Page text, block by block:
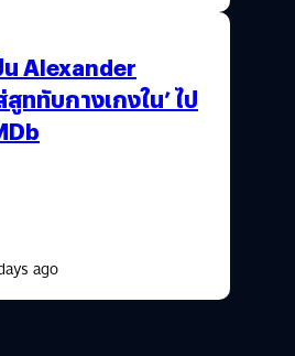
Alexander
ททับกางเกงใน’ ไป
ago